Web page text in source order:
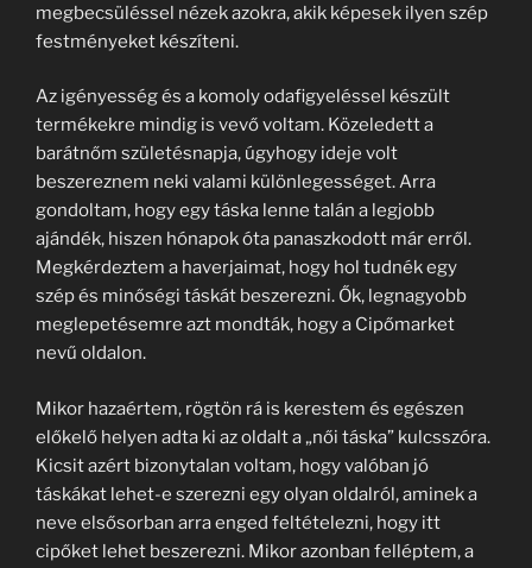
megbecsüléssel nézek azokra, akik képesek ilyen szép
festményeket készíteni.
Az igényesség és a komoly odafigyeléssel készült
termékekre mindig is vevő voltam. Közeledett a
barátnőm születésnapja, úgyhogy ideje volt
beszereznem neki valami különlegességet. Arra
gondoltam, hogy egy táska lenne talán a legjobb
ajándék, hiszen hónapok óta panaszkodott már erről.
Megkérdeztem a haverjaimat, hogy hol tudnék egy
szép és minőségi táskát beszerezni. Ők, legnagyobb
meglepetésemre azt mondták, hogy a Cipőmarket
nevű oldalon.
Mikor hazaértem, rögtön rá is kerestem és egészen
előkelő helyen adta ki az oldalt a „női táska” kulcsszóra.
Kicsit azért bizonytalan voltam, hogy valóban jó
táskákat lehet-e szerezni egy olyan oldalról, aminek a
neve elsősorban arra enged feltételezni, hogy itt
cipőket lehet beszerezni. Mikor azonban felléptem, a